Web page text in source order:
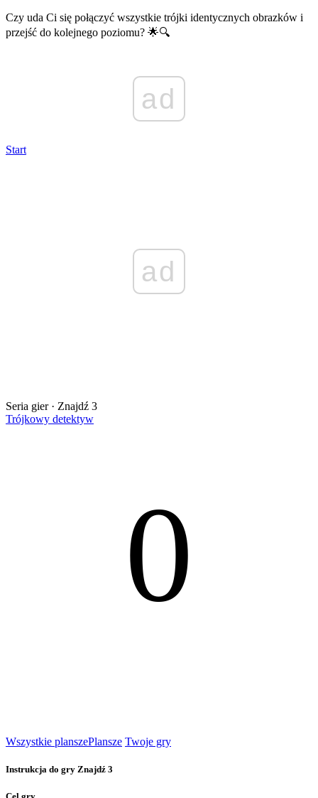
Czy uda Ci się połączyć wszystkie trójki identycznych obrazków i
przejść do kolejnego poziomu? 🌟🔍
ad
Start
ad
Seria gier · Znajdź 3
Trójkowy detektyw
0
Wszystkie planszePlansze Twoje gry
Instrukcja do gry Znajdź 3